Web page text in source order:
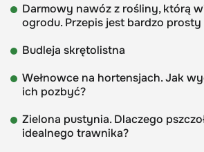
Darmowy nawóz z rośliny, którą
ogrodu. Przepis jest bardzo prosty
Budleja skrętolistna
Wełnowce na hortensjach. Jak
ich pozbyć?
Zielona pustynia. Dlaczego
idealnego trawnika?